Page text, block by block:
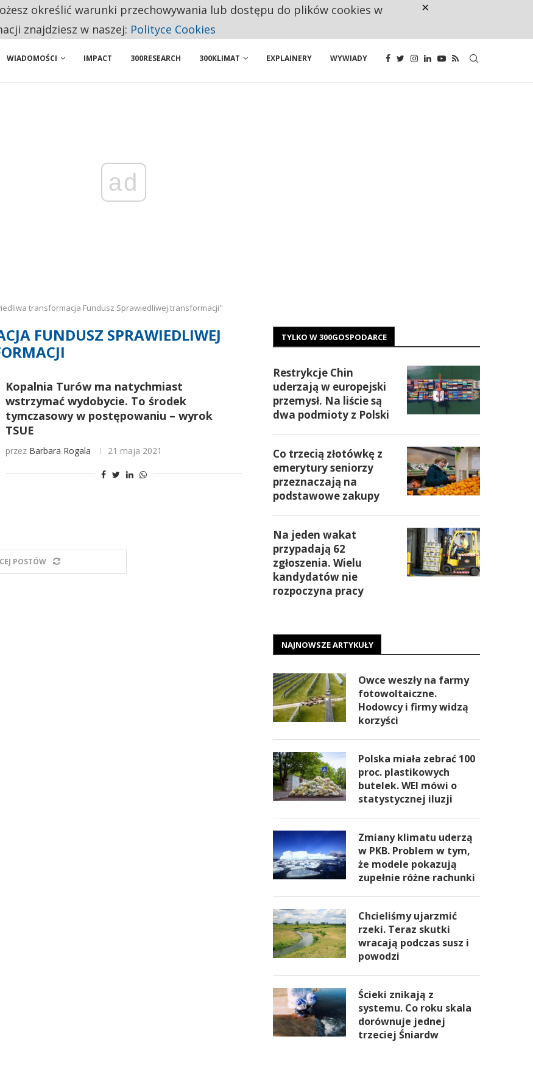
PRZEZNACZAJĄ NA PODSTAWOWE ZAKUPY
WIADOMOŚCI IMPACT 300RESEARCH 300KLIMAT EXPLAINERY WYWIADY
ad
transformacja Fundusz Sprawiedliwej transformacji"
FUNDUSZ SPRAWIEDLIWEJ
Kopalnia Turów ma natychmiast
wstrzymać wydobycie. To środek
tymczasowy w postępowaniu – wyrok
TSUE
przez Barbara Rogala 21 maja 2021
POSTÓW
TYLKO W 300GOSPODARCE
Restrykcje Chin
uderzają w europejski
przemysł. Na liście są
dwa podmioty z Polski
Co trzecią złotówkę z
emerytury seniorzy
przeznaczają na
podstawowe zakupy
Na jeden wakat
przypadają 62
zgłoszenia. Wielu
kandydatów nie
rozpoczyna pracy
NAJNOWSZE ARTYKUŁY
Owce weszły na farmy
fotowoltaiczne.
Hodowcy i firmy widzą
korzyści
Polska miała zebrać 100
proc. plastikowych
butelek. WEI mówi o
statystycznej iluzji
Zmiany klimatu uderzą
w PKB. Problem w tym,
że modele pokazują
zupełnie różne rachunki
Chcieliśmy ujarzmić
rzeki. Teraz skutki
wracają podczas susz i
powodzi
Ścieki znikają z
systemu. Co roku skala
dorównuje jednej
trzeciej Śniardw
określić warunki przechowywania lub dostępu do plików cookies w
znajdziesz w naszej: Polityce Cookies
×